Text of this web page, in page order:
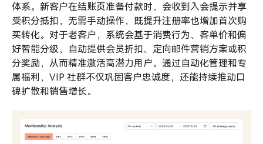
体系。新客户在结账页准备付款时，会收到入会提示并享
受积分抵扣，无需手动操作，既提升注册率也增加首次购
买转化。对于老客户，系统会基于消费行为、客单价和偏
好智能分级，自动提供会员折扣、定向邮件营销方案或积
分奖励，从而精准激活高潜力用户。通过自动化管理和专
属福利，VIP 社群不仅巩固客户忠诚度，还能持续推动口
碑扩散和销售增长。